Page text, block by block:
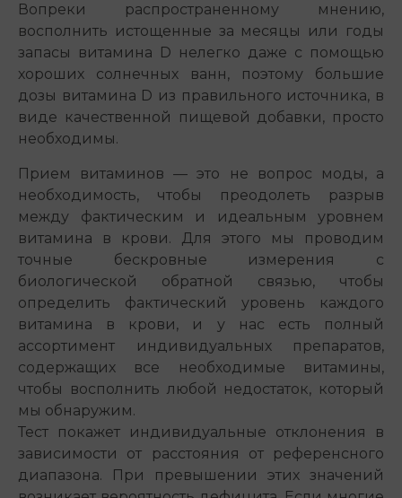
Вопреки распространенному мнению,
восполнить истощенные за месяцы или годы
запасы витамина D нелегко даже с помощью
хороших солнечных ванн, поэтому большие
дозы витамина D из правильного источника, в
виде качественной пищевой добавки, просто
необходимы.
Прием витаминов — это не вопрос моды, а
необходимость, чтобы преодолеть разрыв
между фактическим и идеальным уровнем
витамина в крови. Для этого мы проводим
точные бескровные измерения с
биологической обратной связью, чтобы
определить фактический уровень каждого
витамина в крови, и у нас есть полный
ассортимент индивидуальных препаратов,
содержащих все необходимые витамины,
чтобы восполнить любой недостаток, который
мы обнаружим.
Тест покажет индивидуальные отклонения в
зависимости от расстояния от референсного
диапазона. При превышении этих значений